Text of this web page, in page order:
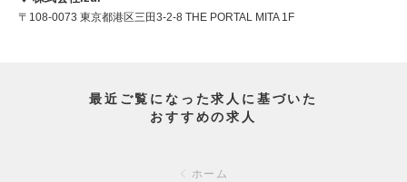
〒108-0073 東京都港区三田3-2-8 THE PORTAL MITA 1F
最近ご覧になった求人に基づいた
おすすめの求人
ホーム